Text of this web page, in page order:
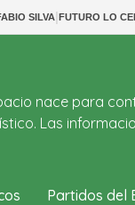
SILVA|FUTURO LO
nace para
Las
Partidos del